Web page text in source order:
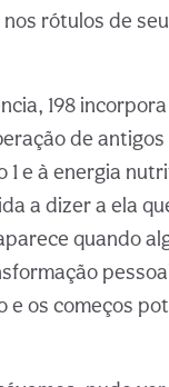
rótulos de
198
de
1 e à energia
a dizer a ela
quando
e os começos